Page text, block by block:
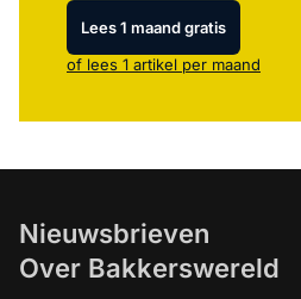
Lees 1 maand gratis
of lees 1 artikel per maand
Nieuwsbrieven
Over Bakkerswereld